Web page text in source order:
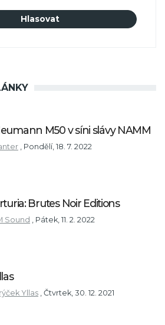
M50 v síni slávy NAMM
Pondělí, 18. 7. 2022
Brutes Noir Editions
Sound Pátek, 11. 2. 2022
Yllas Čtvrtek, 30. 12. 2021